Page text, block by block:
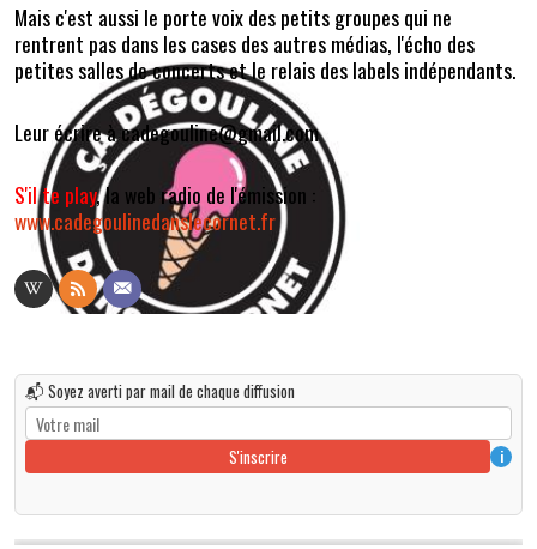
Mais c'est aussi le porte voix des petits groupes qui ne
rentrent pas dans les cases des autres médias, l'écho des
petites salles de concerts et le relais des labels indépendants.
Leur écrire à cadegouline@gmail.com
S'il te play, la web radio de l'émission :
www.cadegoulinedanslecornet.fr
📬 Soyez averti par mail de chaque diffusion
S'inscrire i